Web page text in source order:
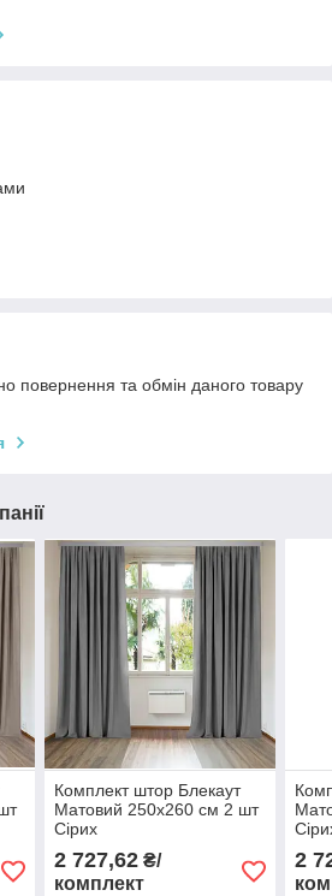
повернення та обмін даного товару
Комплект штор Блекаут
Матовий 250х260 см 2 шт
Сірих
2 727,62₴/
комплект
2